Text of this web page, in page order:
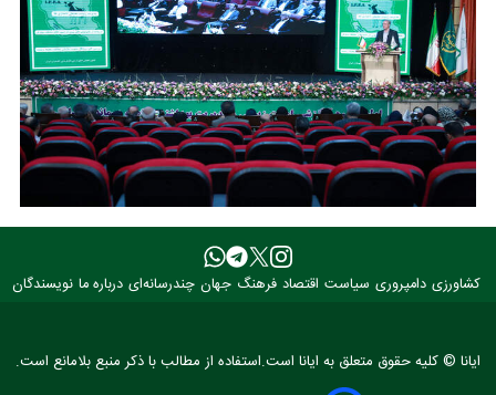
کشاورزی دامپروری سیاست اقتصاد فرهنگ جهان چندرسانه‌ای درباره ما نویسندگان
ایانا © کلیه حقوق متعلق به ایانا است.استفاده از مطالب با ذکر منبع بلامانع است.